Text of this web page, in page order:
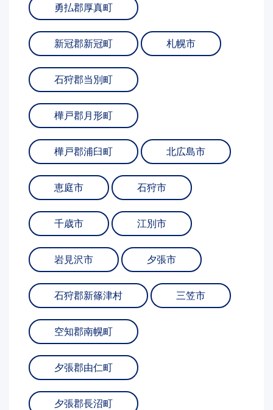
勇払郡厚真町
新冠郡新冠町 札幌市
石狩郡当別町
樺戸郡月形町
樺戸郡浦臼町 北広島市
恵庭市 石狩市
千歳市 江別市
岩見沢市 夕張市
石狩郡新篠津村 三笠市
空知郡南幌町
夕張郡由仁町
夕張郡長沼町